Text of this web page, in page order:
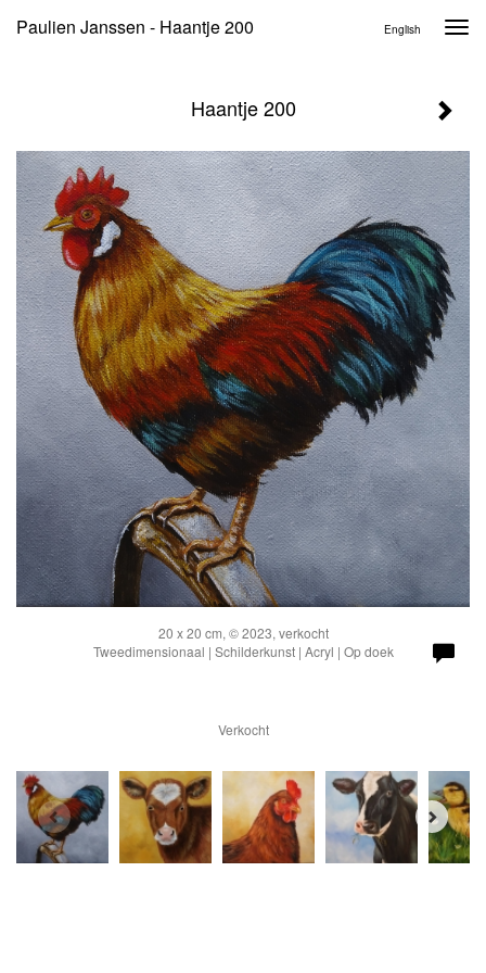
Paulien Janssen - Haantje 200 English
Haantje 200
20 x 20 cm, © 2023, verkocht
Tweedimensionaal | Schilderkunst | Acryl | Op doek
Verkocht